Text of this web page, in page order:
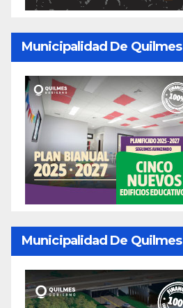
Municipalidad De Quilmes
Municipalidad De Quilmes